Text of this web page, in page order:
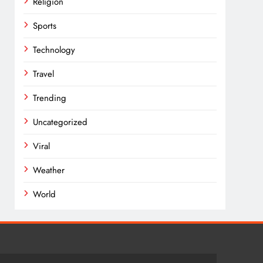
Sports
Technology
Travel
Trending
Uncategorized
Viral
Weather
World